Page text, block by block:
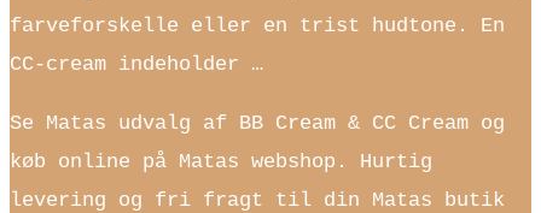
farveforskelle eller en trist hudtone. En
CC-cream indeholder …
Se Matas udvalg af BB Cream & CC Cream og
køb online på Matas webshop. Hurtig
levering og fri fragt til din Matas butik